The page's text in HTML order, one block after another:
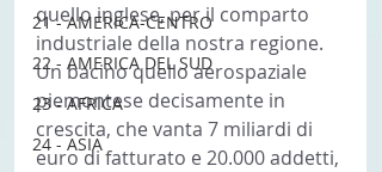
21 - AMERICA-CENTRO
22 - AMERICA DEL SUD
23 - AFRICA
24 - ASIA
quello inglese, per il comparto
industriale della nostra regione.
Un bacino quello aerospaziale
piemontese decisamente in
crescita, che vanta 7 miliardi di
euro di fatturato e 20.000 addetti,